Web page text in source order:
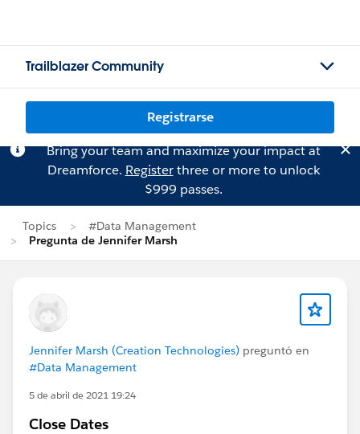
Trailblazer Community
Registrarse
Bring your team and maximize your impact at
Dreamforce. Registerthree or more to unlock
$999 passes.
Topics
#Data Management
Pregunta de Jennifer Marsh
Jennifer Marsh (Creation Technologies) preguntó en
#Data Management
5 de abril de 2021 19:24
Close Dates